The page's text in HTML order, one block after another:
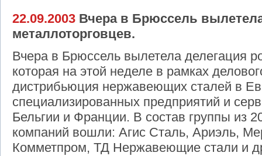
22.09.2003 Вчера в Брюссель
металлоторговцев.
Вчера в Брюссель вылетела делегация
которая на этой неделе в рамках
дистрибьюция нержавеющих сталей в
специализированных предприятий и
Бельгии и Франции. В состав группы из
компаний вошли: Агис Сталь, Ариэль,
Комметпром, ТД Нержавеющие стали и